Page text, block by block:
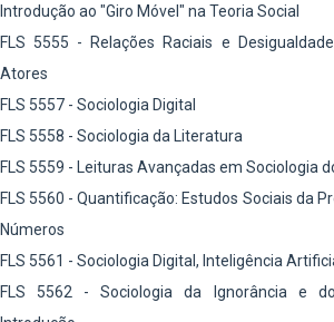
Introdução ao "Giro Móvel" na Teoria Social
FLS 5555 - Relações Raciais e
Atores
FLS 5557 - Sociologia Digital
FLS 5558 - Sociologia da Literatura
FLS 5559 - Leituras Avançadas em Sociologia
FLS 5560 - Quantificação: Estudos Sociais da
Números
FLS 5561 - Sociologia Digital, Inteligência
FLS 5562 - Sociologia da Ignorância e